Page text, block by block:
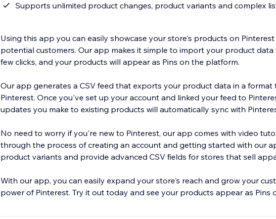
Supports unlimited product changes, product variants and complex
Using this app you can easily showcase your store's products on
potential customers. Our app makes it simple to import your product data
few clicks, and your products will appear as Pins on the platform.
Our app generates a CSV feed that exports your product data in a
Pinterest. Once you've set up your account and linked your feed to
updates you make to existing products will automatically sync with
No need to worry if you're new to Pinterest, our app comes with video
through the process of creating an account and getting started with our
product variants and provide advanced CSV fields for stores that sell
With our app, you can easily expand your store's reach and grow your
power of Pinterest. Try it out today and see your products appear as Pins